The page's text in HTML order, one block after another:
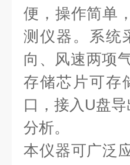
便，操作简单
测仪器。系统
向、风速两项
存储芯片可存
口，接入U盘
分析。
本仪器可广泛